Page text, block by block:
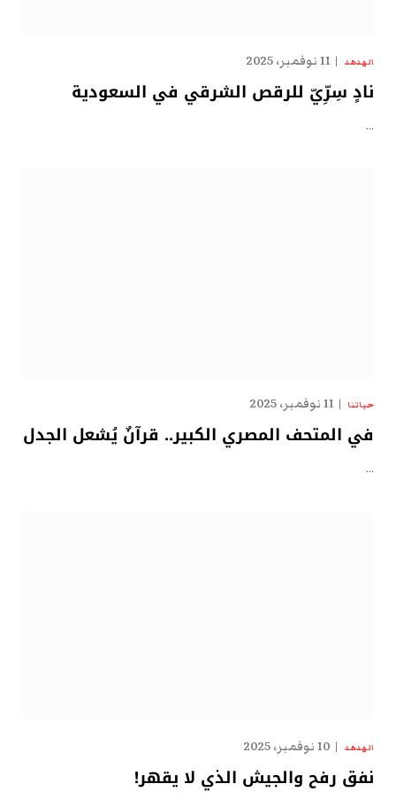
الهدهد 11 نوفمبر، 2025
نادٍ سِرِّيّ للرقص الشرقي في السعودية
…
حياتنا 11 نوفمبر، 2025
في المتحف المصري الكبير.. قرآنٌ يُشعل الجدل
…
الهدهد 10 نوفمبر، 2025
نفق رفح والجيش الذي لا يقهر!